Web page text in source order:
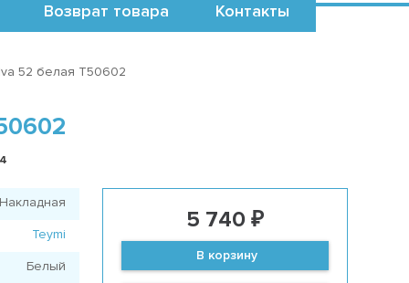
Возврат товара Контакты
52 белая T50602
5 740 ₽
В корзину
Накладная
Teymi
Белый